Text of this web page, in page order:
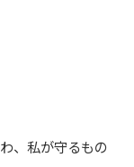
、私が守るもの